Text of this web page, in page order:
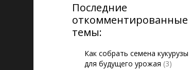
Последние
откомментированные
темы:
Как собрать семена кукурузы
для будущего урожая (3)